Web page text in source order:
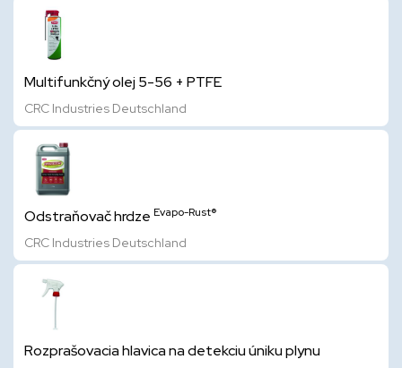
Multifunkčný olej 5-56 + PTFE
CRC Industries Deutschland
Odstraňovač hrdze Evapo-Rust®
CRC Industries Deutschland
Rozprašovacia hlavica na detekciu úniku plynu